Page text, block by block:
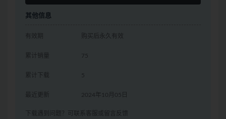
其他信息
有效期 购买后永久有效
累计销量 75
累计下载 5
最近更新 2024年10月05日
下载遇到问题？可联系客服或留言反馈